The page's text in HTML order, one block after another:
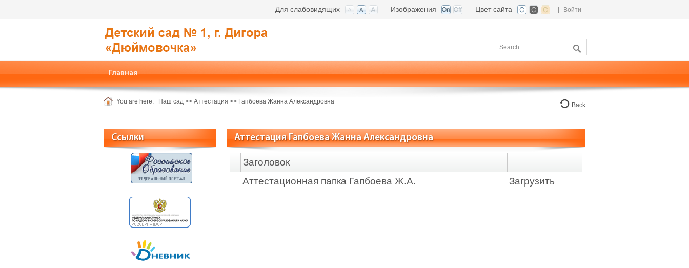
Войти
Цвет сайта
Изображения
Для слабовидящих
Главная
You are here: Наш сад >> Аттестация >> Гапбоева Жанна Александровна Back
Ссылки Аттестация Гапбоева Жанна Александровна
Заголовок
Аттестационная папка Гапбоева Ж.А.
Загрузить